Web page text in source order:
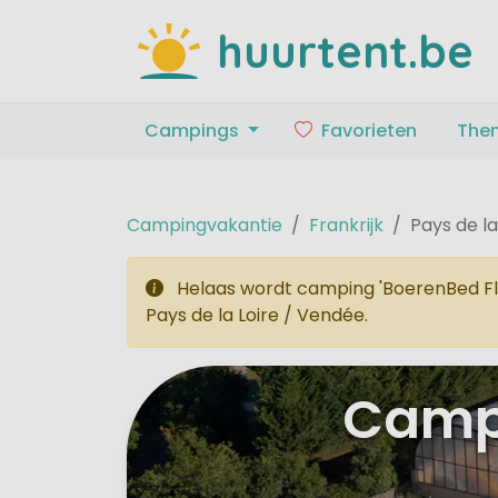
huurtent.be
Campings Favorieten
Campingvakantie Frankrijk Pays de
Helaas wordt camping 'BoerenBed
Pays de la Loire / Vendée.